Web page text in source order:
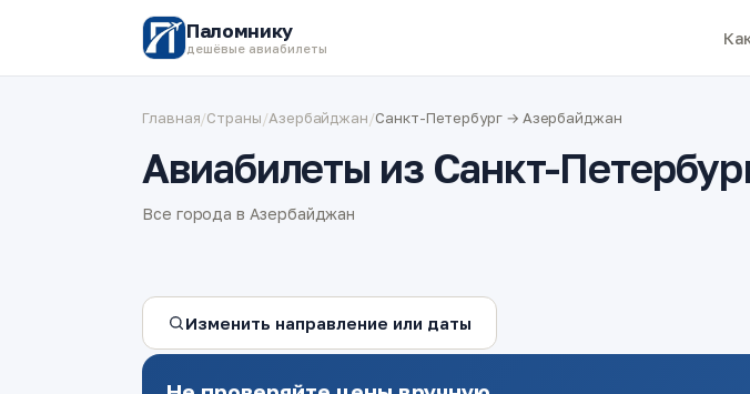
Паломнику
дешёвые авиабилеты
Главная/Страны/Азербайджан/Санкт-Петербург → Азербайджан
Авиабилеты из Санкт-
Все города в Азербайджан
Изменить направление или даты